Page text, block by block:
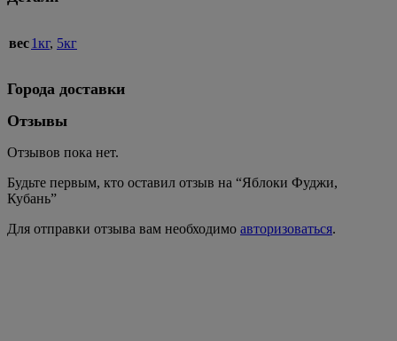
вес1кг, 5кг
Города доставки
Отзывы
Отзывов пока нет.
Будьте первым, кто оставил отзыв на “Яблоки Фуджи,
Кубань”
Для отправки отзыва вам необходимо авторизоваться.